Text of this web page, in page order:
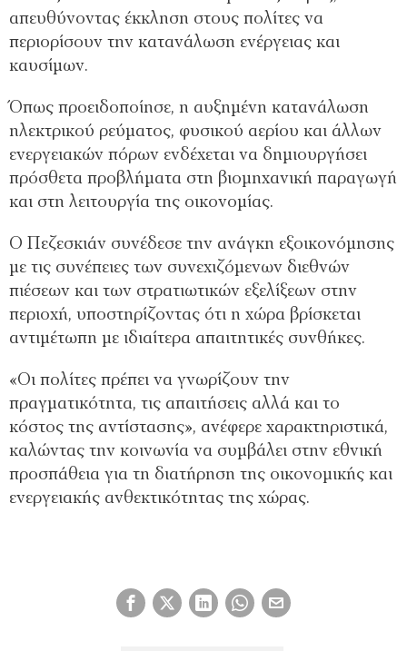
απευθύνοντας έκκληση στους πολίτες να
περιορίσουν την κατανάλωση ενέργειας και
καυσίμων.
Όπως προειδοποίησε, η αυξημένη κατανάλωση
ηλεκτρικού ρεύματος, φυσικού αερίου και άλλων
ενεργειακών πόρων ενδέχεται να δημιουργήσει
πρόσθετα προβλήματα στη βιομηχανική παραγωγή
και στη λειτουργία της οικονομίας.
Ο Πεζεσκιάν συνέδεσε την ανάγκη εξοικονόμησης
με τις συνέπειες των συνεχιζόμενων διεθνών
πιέσεων και των στρατιωτικών εξελίξεων στην
περιοχή, υποστηρίζοντας ότι η χώρα βρίσκεται
αντιμέτωπη με ιδιαίτερα απαιτητικές συνθήκες.
«Οι πολίτες πρέπει να γνωρίζουν την
πραγματικότητα, τις απαιτήσεις αλλά και το
κόστος της αντίστασης», ανέφερε χαρακτηριστικά,
καλώντας την κοινωνία να συμβάλει στην εθνική
προσπάθεια για τη διατήρηση της οικονομικής και
ενεργειακής ανθεκτικότητας της χώρας.